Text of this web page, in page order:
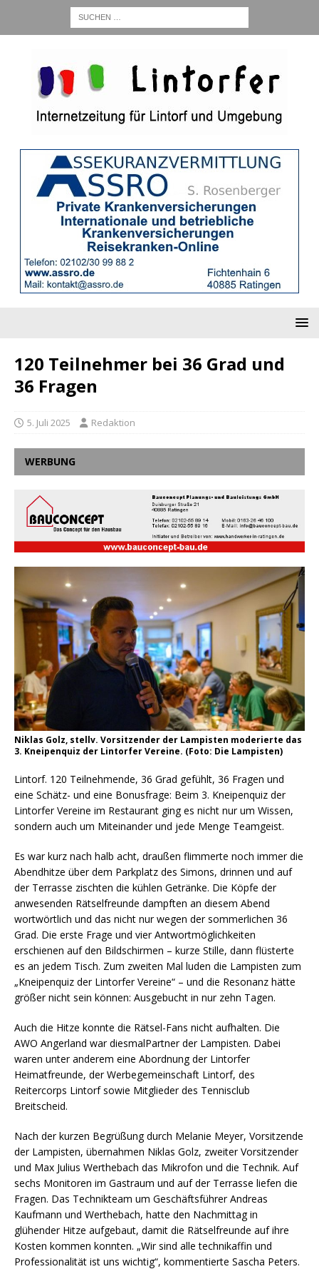
120 Teilnehmer bei 36 Grad und
36 Fragen
5. Juli 2025 Redaktion
WERBUNG
Niklas Golz, stellv. Vorsitzender der Lampisten moderierte das
3. Kneipenquiz der Lintorfer Vereine. (Foto: Die Lampisten)
Lintorf. 120 Teilnehmende, 36 Grad gefühlt, 36 Fragen und
eine Schätz- und eine Bonusfrage: Beim 3. Kneipenquiz der
Lintorfer Vereine im Restaurant ging es nicht nur um Wissen,
sondern auch um Miteinander und jede Menge Teamgeist.
Es war kurz nach halb acht, draußen flimmerte noch immer die
Abendhitze über dem Parkplatz des Simons, drinnen und auf
der Terrasse zischten die kühlen Getränke. Die Köpfe der
anwesenden Rätselfreunde dampften an diesem Abend
wortwörtlich und das nicht nur wegen der sommerlichen 36
Grad. Die erste Frage und vier Antwortmöglichkeiten
erschienen auf den Bildschirmen – kurze Stille, dann flüsterte
es an jedem Tisch. Zum zweiten Mal luden die Lampisten zum
„Kneipenquiz der Lintorfer Vereine“ – und die Resonanz hätte
größer nicht sein können: Ausgebucht in nur zehn Tagen.
Auch die Hitze konnte die Rätsel-Fans nicht aufhalten. Die
AWO Angerland war diesmalPartner der Lampisten. Dabei
waren unter anderem eine Abordnung der Lintorfer
Heimatfreunde, der Werbegemeinschaft Lintorf, des
Reitercorps Lintorf sowie Mitglieder des Tennisclub
Breitscheid.
Nach der kurzen Begrüßung durch Melanie Meyer, Vorsitzende
der Lampisten, übernahmen Niklas Golz, zweiter Vorsitzender
und Max Julius Werthebach das Mikrofon und die Technik. Auf
sechs Monitoren im Gastraum und auf der Terrasse liefen die
Fragen. Das Technikteam um Geschäftsführer Andreas
Kaufmann und Werthebach, hatte den Nachmittag in
glühender Hitze aufgebaut, damit die Rätselfreunde auf ihre
Kosten kommen konnten. „Wir sind alle technikaffin und
Professionalität ist uns wichtig“, kommentierte Sascha Peters.